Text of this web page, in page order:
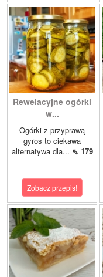
Rewelacyjne ogórki
w...
Ogórki z przyprawą
gyros to ciekawa
alternatywa dla... ⇖ 179
Zobacz przepis!